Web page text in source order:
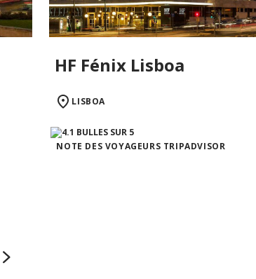
HF Fénix Lisboa
LISBOA
NOTE DES VOYAGEURS TRIPADVISOR